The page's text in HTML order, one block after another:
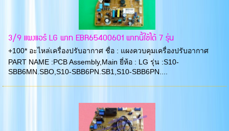
3/9 แผงแอร์ LG พาท EBR65400601 พาทนี้ใช้ได้ 7 รุ่น
+100* อะไหล่เครื่องปรับอากาศ ชื่อ : แผงควบคุมเครื่องปรับอากาศ
PART NAME :PCB Assembly,Main ยี่ห้อ : LG รุ่น :S10-
SBB6MN.SBO,S10-SBB6PN.SB1,S10-SBB6PN....